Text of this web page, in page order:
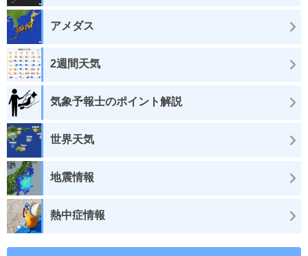
アメダス
2週間天気
気象予報士のポイント解説
世界天気
地震情報
熱中症情報